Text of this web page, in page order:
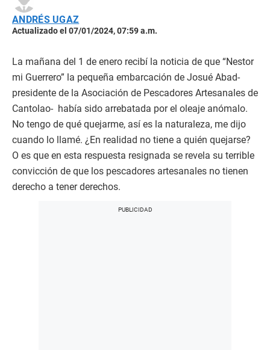
ANDRÉS UGAZ
Actualizado el 07/01/2024, 07:59 a.m.
La mañana del 1 de enero recibí la noticia de que “Nestor
mi Guerrero” la pequeña embarcación de Josué Abad-
presidente de la Asociación de Pescadores Artesanales de
Cantolao- había sido arrebatada por el oleaje anómalo.
No tengo de qué quejarme, así es la naturaleza, me dijo
cuando lo llamé. ¿En realidad no tiene a quién quejarse?
O es que en esta respuesta resignada se revela su terrible
convicción de que los pescadores artesanales no tienen
derecho a tener derechos.